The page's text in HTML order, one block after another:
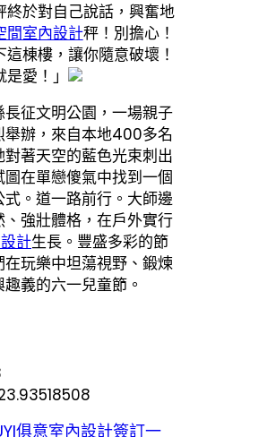
終於對自己說話，興奮地
間室內設計秤！別擔心！
棟樓，讓你隨意破壞！
是愛！」
征文明公園，一場親子
舉辦，來自本地400多名
著天空的藍色光束刺出
圖在單戀傻氣中找到一個
。道一路前行。大師邊
強壯體格，在戶外實行
計生長。豐盛多彩的節
在玩樂中坦蕩視野、鍛煉
義的六一兒童節。
俱意室內設計簽訂一